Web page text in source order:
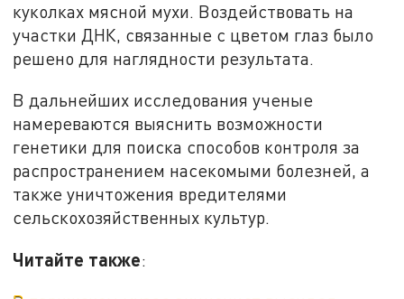
куколках мясной мухи. Воздействовать на
участки ДНК, связанные с цветом глаз было
решено для наглядности результата.
В дальнейших исследования ученые
намереваются выяснить возможности
генетики для поиска способов контроля за
распространением насекомыми болезней, а
также уничтожения вредителями
сельскохозяйственных культур.
Читайте также: